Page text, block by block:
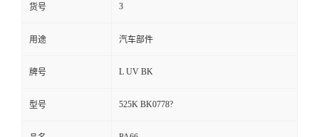
货号 3
用途 汽车部件
牌号 L UV BK
型号 525K BK0778?